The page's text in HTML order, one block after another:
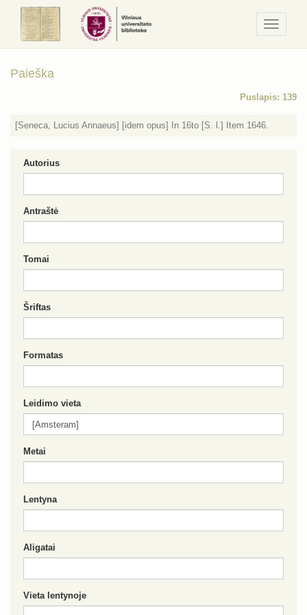
/
Meniu
Paieška
Puslapis: 139
[Seneca, Lucius Annaeus] [idem opus] In 16to [S. l.] Item 1646.
Autorius
Antraštė
Tomai
Šriftas
Formatas
Leidimo vieta
Metai
Lentyna
Aligatai
Vieta lentynoje